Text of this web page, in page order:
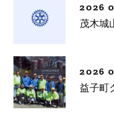
2026
茂木城
2026
益子町